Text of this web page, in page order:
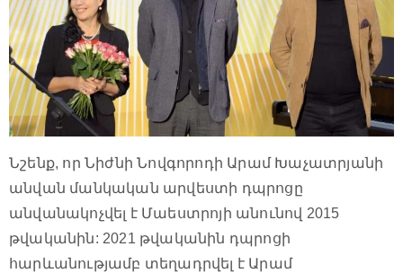
Նշենք, որ Նիժնի Նովգորոդի Արամ Խաչատրյանի
անվան մանկական արվեստի դպրոցը
անվանակոչվել է Մաեստրոյի անունով 2015
թվականին: 2021 թվականին դպրոցի
հարևանությամբ տեղադրվել է Արամ